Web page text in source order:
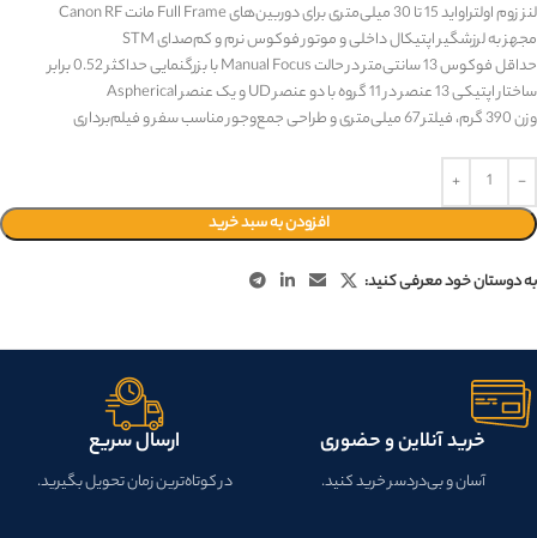
لنز زوم اولتراواید 15 تا 30 میلی‌متری برای دوربین‌های Full Frame مانت Canon RF
مجهز به لرزشگیر اپتیکال داخلی و موتور فوکوس نرم و کم‌صدای STM
حداقل فوکوس 13 سانتی‌متر در حالت Manual Focus با بزرگنمایی حداکثر 0.52 برابر
ساختار اپتیکی 13 عنصر در 11 گروه با دو عنصر UD و یک عنصر Aspherical
وزن 390 گرم، فیلتر 67 میلی‌متری و طراحی جمع‌وجور مناسب سفر و فیلم‌برداری
افزودن به سبد خرید
به دوستان خود معرفی کنید:
خرید آنلاین و حضوری
آسان و بی‌دردسر خرید کنید.
ارسال سریع
در کوتاه‌ترین زمان تحویل بگیرید.